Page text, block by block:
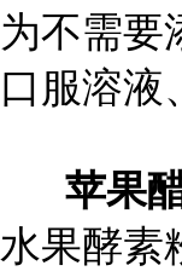
为不需要
口服溶液
苹果
水果酵素